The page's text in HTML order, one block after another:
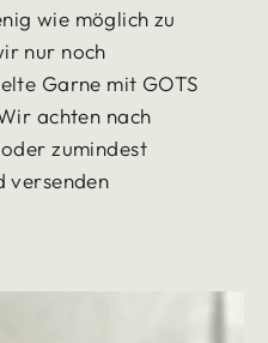
wie möglich zu
nur noch
Garne mit GOTS
achten nach
zumindest
versenden